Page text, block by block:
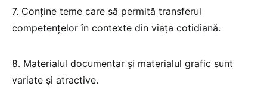
7. Conține teme care să permită transferul
competențelor în contexte din viața cotidiană.
8. Materialul documentar și materialul grafic sunt
variate și atractive.